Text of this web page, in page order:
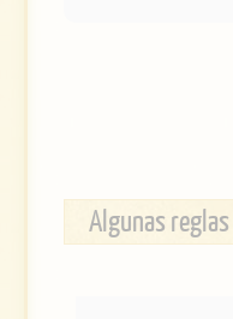
Algunas